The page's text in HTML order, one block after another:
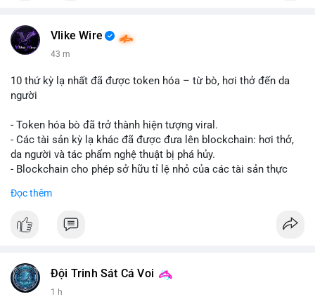
Vlike Wire
43 m
10 thứ kỳ lạ nhất đã được token hóa – từ bò, hơi thở đến da
người
- Token hóa bò đã trở thành hiện tượng viral.
- Các tài sản kỳ lạ khác đã được đưa lên blockchain: hơi thở,
da người và tác phẩm nghệ thuật bị phá hủy.
- Blockchain cho phép sở hữu tỉ lệ nhỏ của các tài sản thực
- Câu hỏi về pháp lý, đạo đức và bảo mật đang được đặt ra.
bất thường.
$btc $eth
Đọc thêm
Đội Trinh Sát Cá Voi
1 h